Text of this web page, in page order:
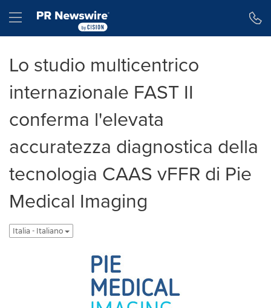
Hamburger menu
Lo studio multicentrico
internazionale FAST II
conferma l'elevata
accuratezza diagnostica della
tecnologia CAAS vFFR di Pie
Medical Imaging
Italia - Italiano